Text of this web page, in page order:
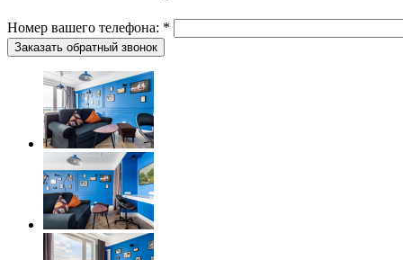
Номер вашего телефона: *